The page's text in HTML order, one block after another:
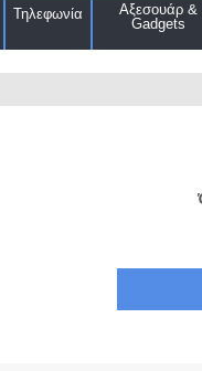
Τηλεφωνία
Αξεσουάρ &
Gadgets